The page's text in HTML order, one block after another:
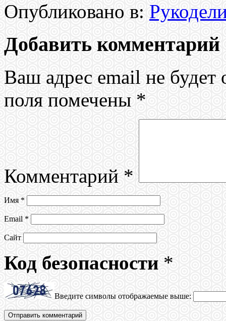
Опубликовано в:
Добавить комментарий
Ваш адрес email не будет
поля помечены *
Комментарий *
Имя *
Email *
Сайт
Код безопасности *
Введите символы отображаемые выше: